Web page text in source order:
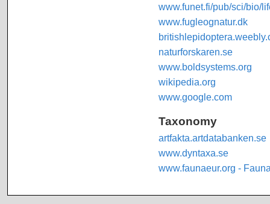
www.funet.fi/pub/sci/bio/
www.fugleognatur.dk
naturforskaren.se
www.boldsystems.org
wikipedia.org
www.google.com
Taxonomy
artfakta.artdatabanken.se
www.dyntaxa.se
www.faunaeur.org -